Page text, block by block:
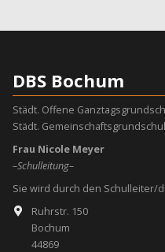
DBS Bochum
Städt. Offene
Städt.
Frau Nicole Meyer
–Schulleitung–
Sie wird durch den Schulleiter/
Ruhrstr. 150
Bochum
44869